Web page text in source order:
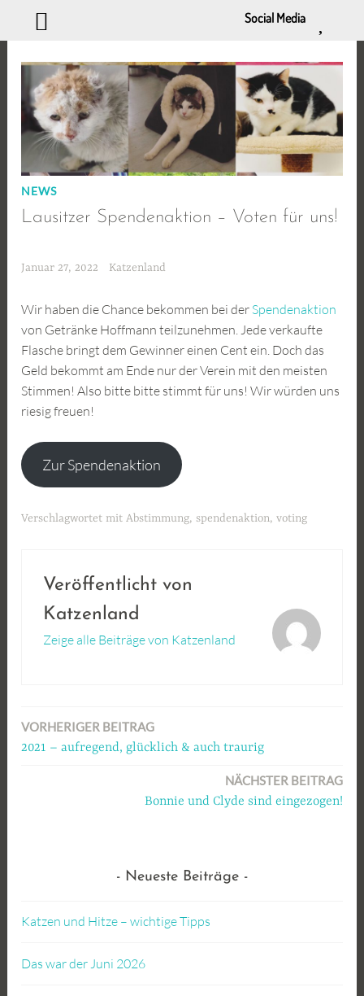
Inhalt
springen
NEWS
Lausitzer Spendenaktion – Voten für uns!
Januar 27, 2022 Katzenland
Wir haben die Chance bekommen bei der Spendenaktion
von Getränke Hoffmann teilzunehmen. Jede verkaufte
Flasche bringt dem Gewinner einen Cent ein. Doch das
Geld bekommt am Ende nur der Verein mit den meisten
Stimmen! Also bitte bitte stimmt für uns! Wir würden uns
riesig freuen!
Zur Spendenaktion
Verschlagwortet mitAbstimmung, spendenaktion,voting
Veröffentlicht von
Katzenland
Zeige alle Beiträge von Katzenland
Beitragsnavigation
VORHERIGER BEITRAG
2021 – aufregend, glücklich & auch traurig
NÄCHSTER BEITRAG
Bonnie und Clyde sind eingezogen!
Neueste Beiträge
Katzen und Hitze – wichtige Tipps
Das war der Juni 2026
Social Media